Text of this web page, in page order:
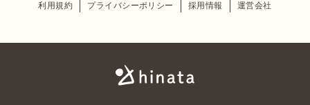
利用規約
プライバシーポリシー 採用情報 運営会社